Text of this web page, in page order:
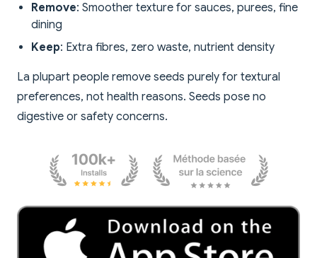
Remove: Smoother texture for sauces, purees, fine
dining
Keep: Extra fibres, zero waste, nutrient density
La plupart people remove seeds purely for textural
preferences, not health reasons. Seeds pose no
digestive or safety concerns.